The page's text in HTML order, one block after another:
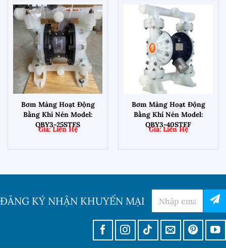
Bơm Màng Hoạt Động
Bằng Khí Nén Model:
QBY3-25STFS
Bơm Màng Hoạt Động
Bằng Khí Nén Model:
QBY3-40STFF
ĐĂNG KÝ NHẬN KHUYẾN MẠI